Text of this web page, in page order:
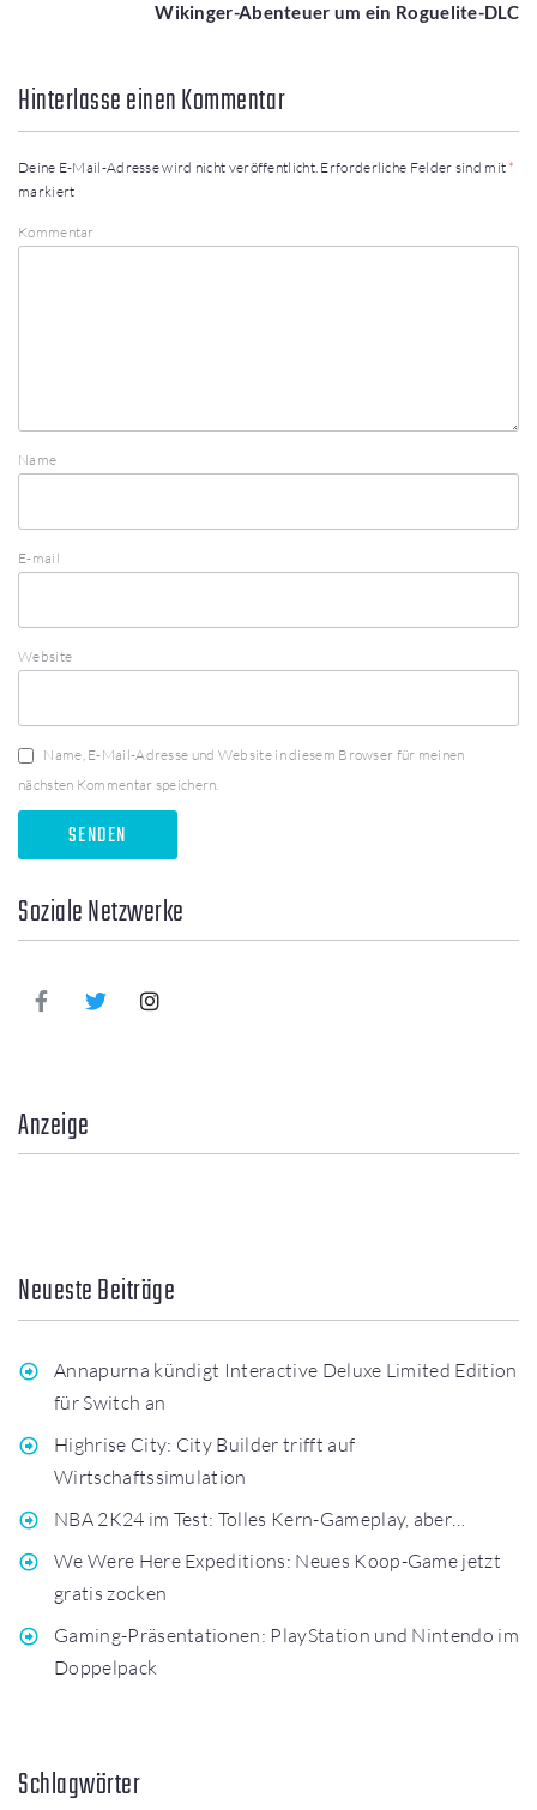
Wikinger-Abenteuer um ein Roguelite-DLC
Hinterlasse einen Kommentar
Deine E-Mail-Adresse wird nicht veröffentlicht. Erforderliche Felder sind mit *
markiert
Kommentar
Name
E-mail
Website
Name, E-Mail-Adresse und Website in diesem Browser für meinen
nächsten Kommentar speichern.
Soziale Netzwerke
Anzeige
Neueste Beiträge
Annapurna kündigt Interactive Deluxe Limited Edition
für Switch an
Highrise City: City Builder trifft auf
Wirtschaftssimulation
NBA 2K24 im Test: Tolles Kern-Gameplay, aber…
We Were Here Expeditions: Neues Koop-Game jetzt
gratis zocken
Gaming-Präsentationen: PlayStation und Nintendo im
Doppelpack
Schlagwörter